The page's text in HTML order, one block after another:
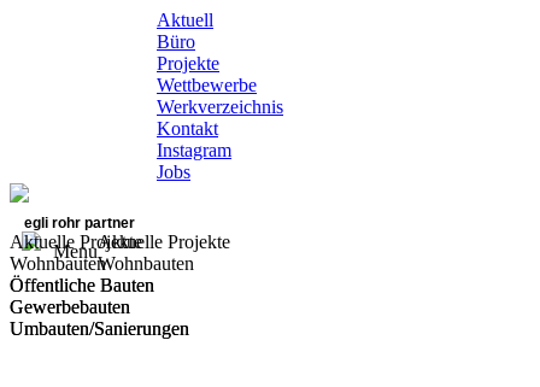
Aktuell
Büro
Projekte
Wettbewerbe
Werkverzeichnis
Kontakt
Instagram
Jobs
egli rohr partner
Menu
Aktuelle Projekte
Wohnbauten
Öffentliche Bauten
Gewerbebauten
Umbauten/Sanierungen
Aktuelle Projekte
Wohnbauten
Öffentliche Bauten
Gewerbebauten
Umbauten/Sanierungen